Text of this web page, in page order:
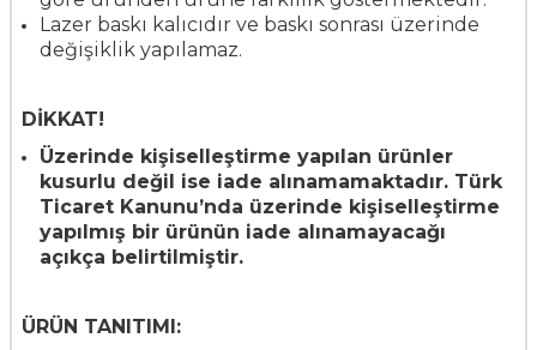
Lazer baskı kalıcıdır ve baskı sonrası üzerinde
değişiklik yapılamaz.
DİKKAT!
Üzerinde kişiselleştirme yapılan ürünler
kusurlu değil ise iade alınamamaktadır. Türk
Ticaret Kanunu’nda üzerinde kişiselleştirme
yapılmış bir ürünün iade alınamayacağı
açıkça belirtilmiştir.
ÜRÜN TANITIMI: